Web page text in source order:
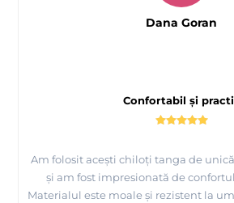
Confortabil și
Am folosit acești chiloți tanga de
și am fost impresionată de
Materialul este moale și rezistent la
Dana Goran